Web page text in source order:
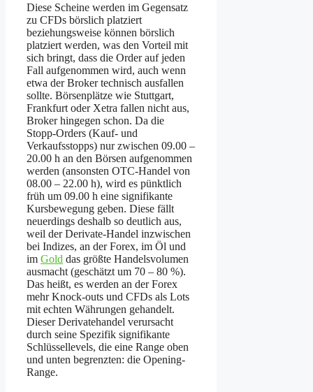
Diese Scheine werden im Gegensatz
zu CFDs börslich platziert
beziehungsweise können börslich
platziert werden, was den Vorteil mit
sich bringt, dass die Order auf jeden
Fall aufgenommen wird, auch wenn
etwa der Broker technisch ausfallen
sollte. Börsenplätze wie Stuttgart,
Frankfurt oder Xetra fallen nicht aus,
Broker hingegen schon. Da die
Stopp-Orders (Kauf- und
Verkaufsstopps) nur zwischen 09.00 –
20.00 h an den Börsen aufgenommen
werden (ansonsten OTC-Handel von
08.00 – 22.00 h), wird es pünktlich
früh um 09.00 h eine signifikante
Kursbewegung geben. Diese fällt
neuerdings deshalb so deutlich aus,
weil der Derivate-Handel inzwischen
bei Indizes, an der Forex, im Öl und
im Gold das größte Handelsvolumen
ausmacht (geschätzt um 70 – 80 %).
Das heißt, es werden an der Forex
mehr Knock-outs und CFDs als Lots
mit echten Währungen gehandelt.
Dieser Derivatehandel verursacht
durch seine Spezifik signifikante
Schlüssellevels, die eine Range oben
und unten begrenzten: die Opening-
Range.